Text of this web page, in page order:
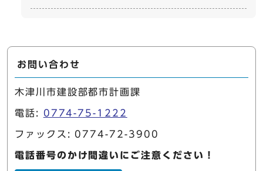
お問い合わせ
木津川市建設部都市計画課
電話: 0774-75-1222
ファックス: 0774-72-3900
電話番号のかけ間違いにご注意ください！